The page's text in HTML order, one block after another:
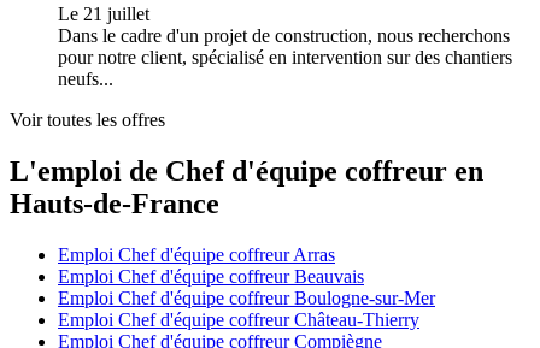
Le 21 juillet
Dans le cadre d'un projet de construction, nous recherchons
pour notre client, spécialisé en intervention sur des chantiers
neufs...
Voir toutes les offres
L'emploi de Chef d'équipe coffreur en
Hauts-de-France
Emploi Chef d'équipe coffreur Arras
Emploi Chef d'équipe coffreur Beauvais
Emploi Chef d'équipe coffreur Boulogne-sur-Mer
Emploi Chef d'équipe coffreur Château-Thierry
Emploi Chef d'équipe coffreur Compiègne